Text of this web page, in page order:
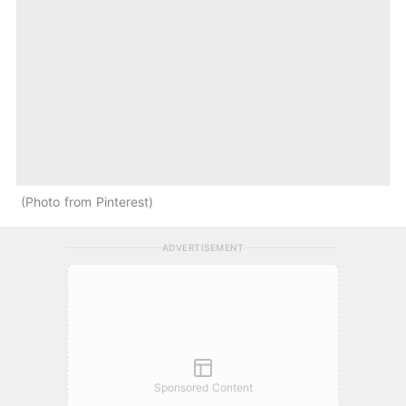
Photo from Pinterest
ADVERTISEMENT
Sponsored Content